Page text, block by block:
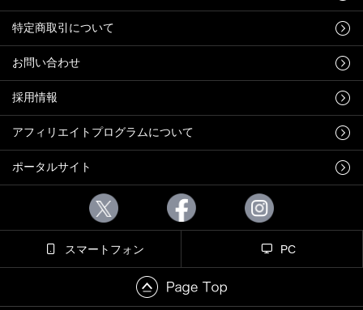
特定商取引について
お問い合わせ
採用情報
アフィリエイトプログラムについて
ポータルサイト
スマートフォン PC